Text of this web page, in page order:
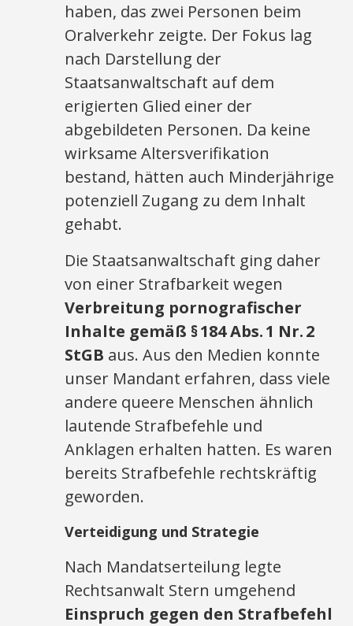
haben, das zwei Personen beim
Oralverkehr zeigte. Der Fokus lag
nach Darstellung der
Staatsanwaltschaft auf dem
erigierten Glied einer der
abgebildeten Personen. Da keine
wirksame Altersverifikation
bestand, hätten auch Minderjährige
potenziell Zugang zu dem Inhalt
gehabt.
Die Staatsanwaltschaft ging daher
von einer Strafbarkeit wegen
Verbreitung pornografischer
Inhalte gemäß § 184 Abs. 1 Nr. 2
StGB aus. Aus den Medien konnte
unser Mandant erfahren, dass viele
andere queere Menschen ähnlich
lautende Strafbefehle und
Anklagen erhalten hatten. Es waren
bereits Strafbefehle rechtskräftig
geworden.
Verteidigung und Strategie
Nach Mandatserteilung legte
Rechtsanwalt Stern umgehend
Einspruch gegen den Strafbefehl